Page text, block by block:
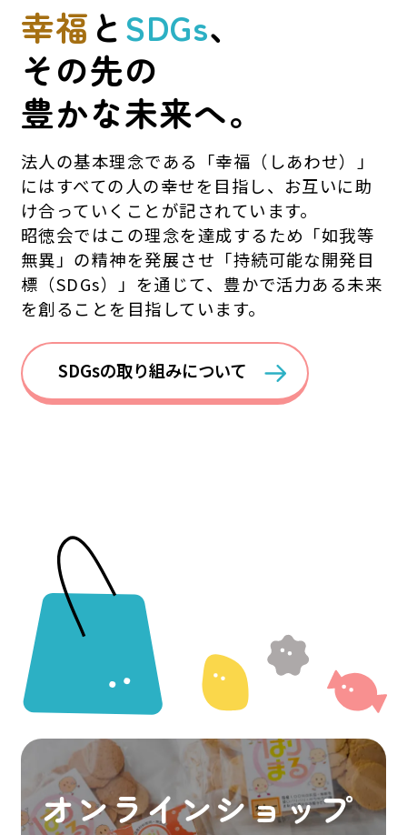
幸福 とSDGs、
その先の
豊かな未来へ。
法人の基本理念である「幸福（しあわせ）」
にはすべての人の幸せを目指し、お互いに助
け合っていくことが記されています。
昭徳会ではこの理念を達成するため「如我等
無異」の精神を発展させ「持続可能な開発目
標（SDGs）」を通じて、豊かで活力ある未来
を創ることを目指しています。
SDGsの取り組みについて
オンラインショップ